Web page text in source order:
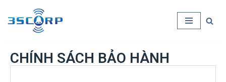
Chuyển
nội
dung
CHÍNH SÁCH BẢO HÀNH